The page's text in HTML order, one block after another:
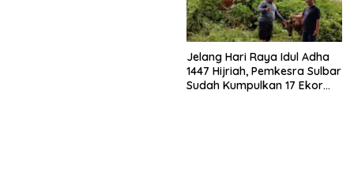
Jelang Hari Raya Idul Adha
1447 Hijriah, Pemkesra Sulbar
Sudah Kumpulkan 17 Ekor